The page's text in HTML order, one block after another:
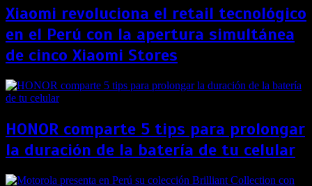
Xiaomi revoluciona el retail tecnológico
en el Perú con la apertura simultánea
de cinco Xiaomi Stores
HONOR comparte 5 tips para prolongar
la duración de la batería de tu celular